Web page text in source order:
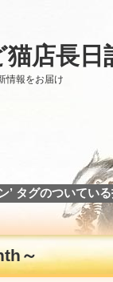
店長日
情報をお届け
’ タグのついてい
～